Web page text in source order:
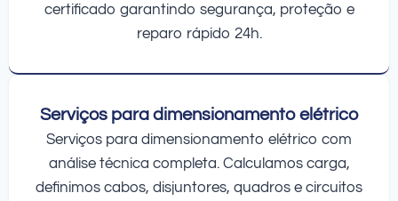
certificado garantindo segurança, proteção e
reparo rápido 24h.
Serviços para dimensionamento elétrico
Serviços para dimensionamento elétrico com
análise técnica completa. Calculamos carga,
definimos cabos, disjuntores, quadros e circuitos